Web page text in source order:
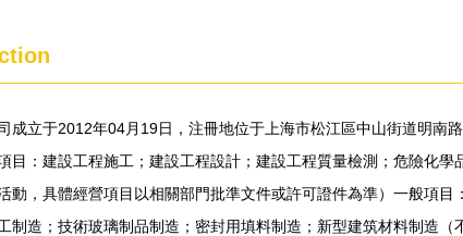
成立于2012年04月19日，注冊地位于上海市松江區中山街道明南
目：建設工程施工；建設工程設計；建設工程質量檢測；危險化學
動，具體經營項目以相關部門批準文件或許可證件為準）一般項
制造；技術玻璃制品制造；密封用填料制造；新型建筑材料制造（